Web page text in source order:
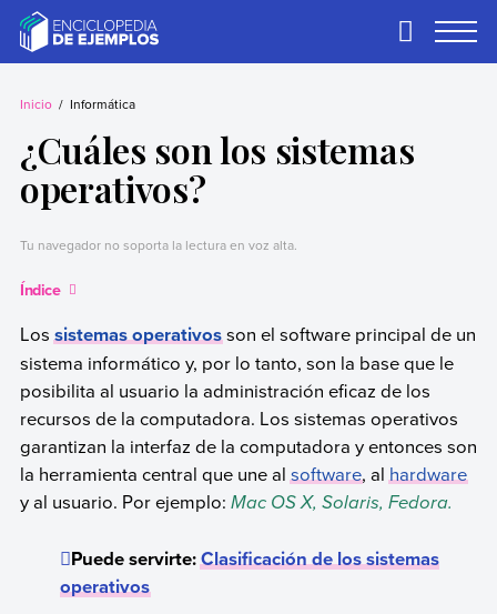
contentEjemplos
Necesitas ejemplos.
Primary
Inicio Informática
¿Cuáles son los sistemas
operativos?
Tu navegador no soporta la lectura en voz alta.
Índice
Lossistemas operativosson el software principal de un
sistema informático y, por lo tanto, son la base que le
posibilita al usuario la administración eficaz de los
recursos de la computadora. Los sistemas operativos
garantizan la interfaz de la computadora y entonces son
la herramienta central que une alsoftware, alhardware
y al usuario. Por ejemplo: Mac OS X, Solaris, Fedora.
Puede servirte:Clasificación de los sistemas
operativos